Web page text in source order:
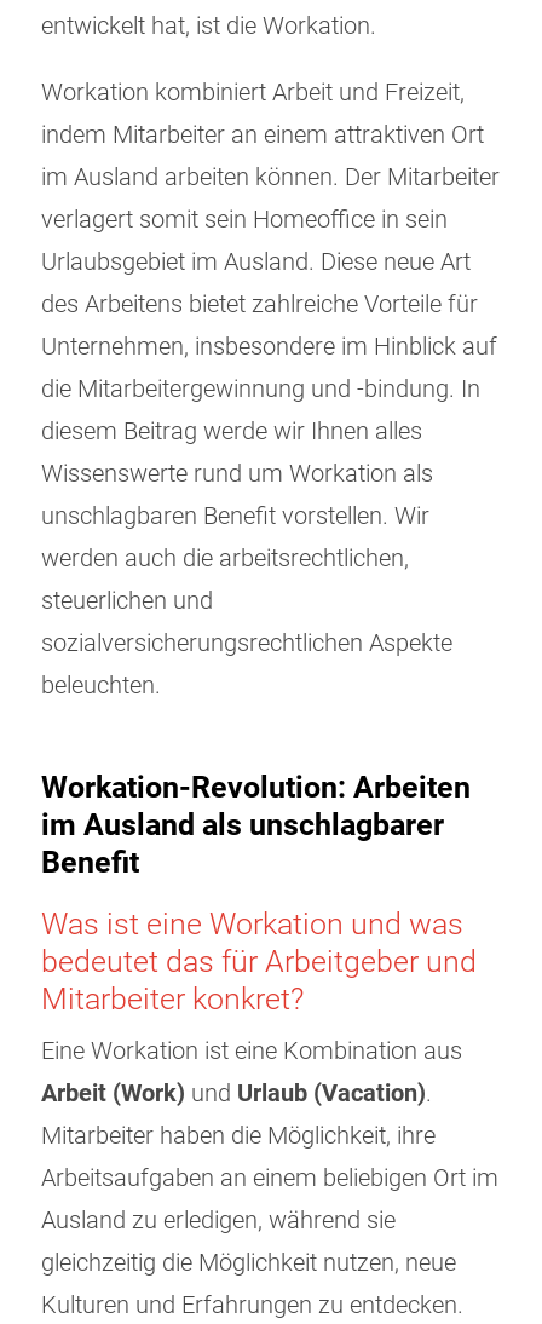
entwickelt hat, ist die Workation.
Workation kombiniert Arbeit und Freizeit,
indem Mitarbeiter an einem attraktiven Ort
im Ausland arbeiten können. Der Mitarbeiter
verlagert somit sein Homeoffice in sein
Urlaubsgebiet im Ausland. Diese neue Art
des Arbeitens bietet zahlreiche Vorteile für
Unternehmen, insbesondere im Hinblick auf
die Mitarbeitergewinnung und -bindung. In
diesem Beitrag werde wir Ihnen alles
Wissenswerte rund um Workation als
unschlagbaren Benefit vorstellen. Wir
werden auch die arbeitsrechtlichen,
steuerlichen und
sozialversicherungsrechtlichen Aspekte
beleuchten.
Workation-Revolution: Arbeiten
im Ausland als unschlagbarer
Benefit
Was ist eine Workation und was
bedeutet das für Arbeitgeber und
Mitarbeiter konkret?
Eine Workation ist eine Kombination aus
Arbeit (Work) und Urlaub (Vacation).
Mitarbeiter haben die Möglichkeit, ihre
Arbeitsaufgaben an einem beliebigen Ort im
Ausland zu erledigen, während sie
gleichzeitig die Möglichkeit nutzen, neue
Kulturen und Erfahrungen zu entdecken.